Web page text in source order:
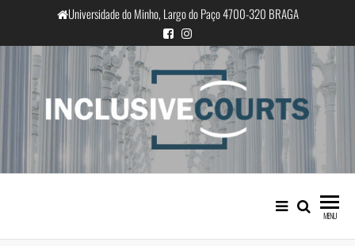
o
conteúdo
Universidade do Minho, Largo do Paço 4700-320 BRAGA
InclusiveCourts
Igualdade e diferença cultural na
prática judicial portuguesa
MENU